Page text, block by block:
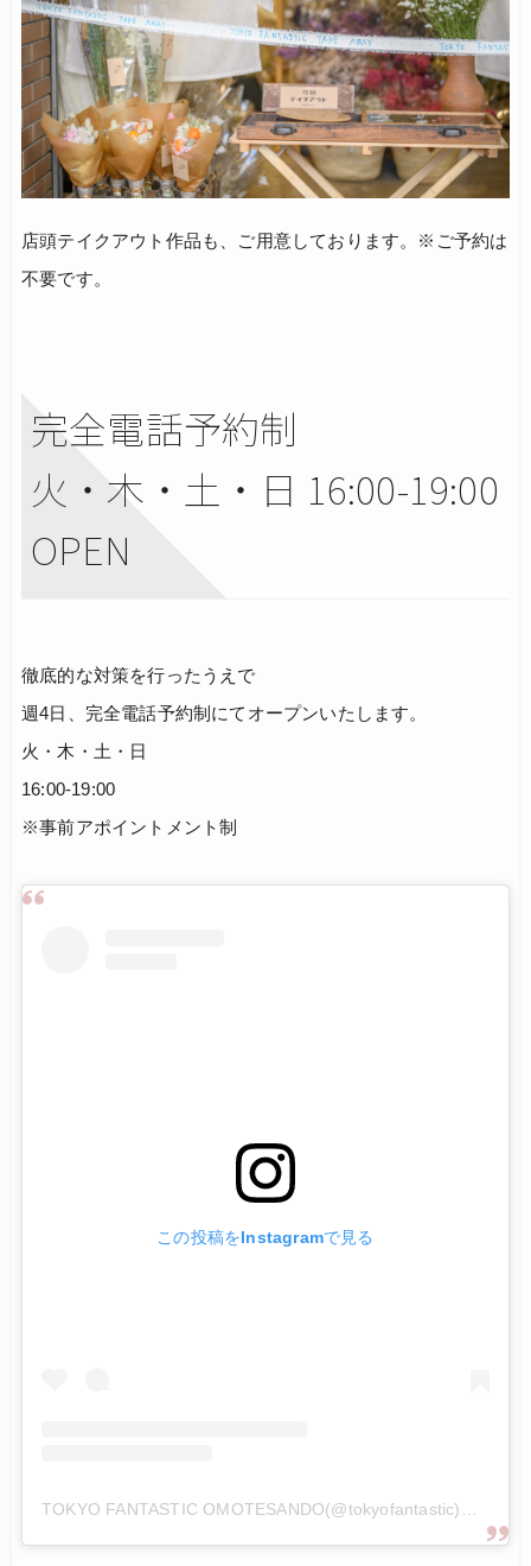
店頭テイクアウト作品も、ご用意しております。※ご予約は
不要です。
完全電話予約制
火・木・土・日 16:00-19:00
OPEN
徹底的な対策を行ったうえで
週4日、完全電話予約制にてオープンいたします。
火・木・土・日
16:00-19:00
※事前アポイントメント制
この投稿をInstagramで見る
TOKYO FANTASTIC OMOTESANDO(@tokyofantastic)がシェアした投稿